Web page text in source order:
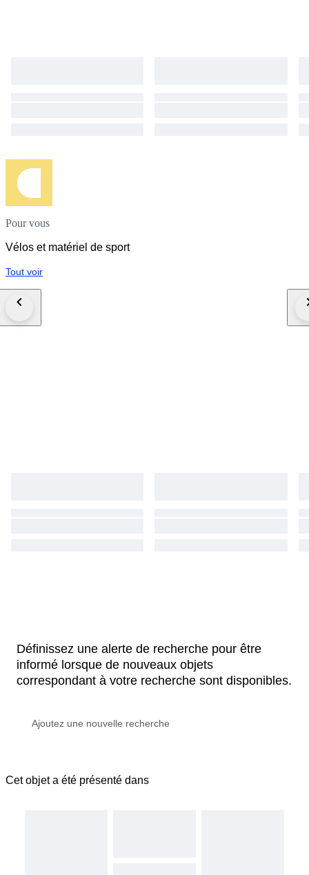
Pour vous
Vélos et matériel de sport
Tout voir
Définissez une alerte de recherche pour être
informé lorsque de nouveaux objets
correspondant à votre recherche sont disponibles.
Cet objet a été présenté dans